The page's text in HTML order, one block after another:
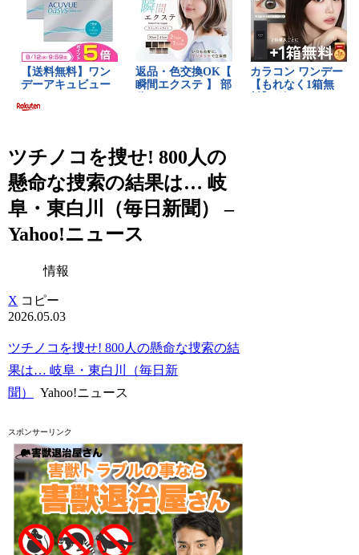
ツチノコを捜せ! 800人の
懸命な捜索の結果は… 岐
阜・東白川（毎日新聞） –
Yahoo!ニュース
情報
X コピー
2026.05.03
ツチノコを捜せ! 800人の懸命な捜索の結
果は… 岐阜・東白川（毎日新
聞）
Yahoo!ニュース
スポンサーリンク